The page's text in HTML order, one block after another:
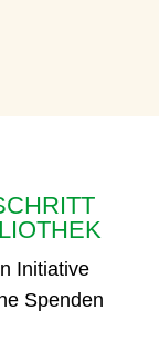
Initiative
Spenden